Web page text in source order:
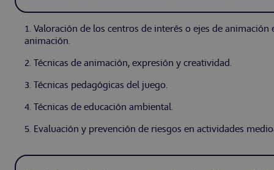
1. Valoración de los centros de interés o ejes de
animación.
2. Técnicas de animación, expresión y creatividad.
3. Técnicas pedagógicas del juego.
4. Técnicas de educación ambiental.
5. Evaluación y prevención de riesgos en actividades